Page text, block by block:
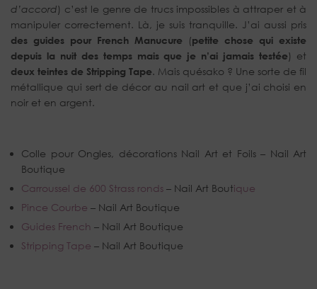
d’accord) c’est le genre de trucs impossibles à attraper et à
manipuler correctement. Là, je suis tranquille. J’ai aussi pris
des guides pour French Manucure (petite chose qui existe
depuis la nuit des temps mais que je n’ai jamais testée) et
deux teintes de Stripping Tape. Mais quésako ? Une sorte de fil
métallique qui sert de décor au nail art et que j’ai choisi en
noir et en argent.
Colle pour Ongles, décorations Nail Art et Foils – Nail Art
Boutique
Carroussel de 600 Strass ronds – Nail Art Boutique
Pince Courbe – Nail Art Boutique
Guides French – Nail Art Boutique
Stripping Tape – Nail Art Boutique